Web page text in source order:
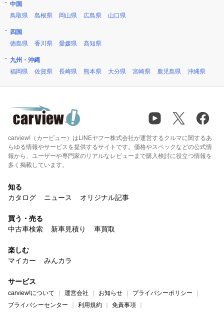
中国
鳥取県
島根県 岡山県 広島県 山口県
四国
徳島県
香川県 愛媛県 高知県
九州・沖縄
福岡県
佐賀県 長崎県 熊本県 大分県 宮崎県 鹿児島県 沖縄県
carview!（カービュー）はLINEヤフー株式会社が運営するクルマに関するあ
らゆる情報やサービスを提供するサイトです。価格やスペックなどの公式情
報から、ユーザーや専門家のリアルなレビューまで購入検討に役立つ情報を
多く掲載しています。
知る
カタログ
ニュース オリジナル記事
買う・売る
中古車検索
新車見積り 車買取
楽しむ
マイカー
みんカラ
サービス
carview!について 運営会社 お知らせ
プライバシーポリシー
プライバシーセンター
利用規約 免責事項